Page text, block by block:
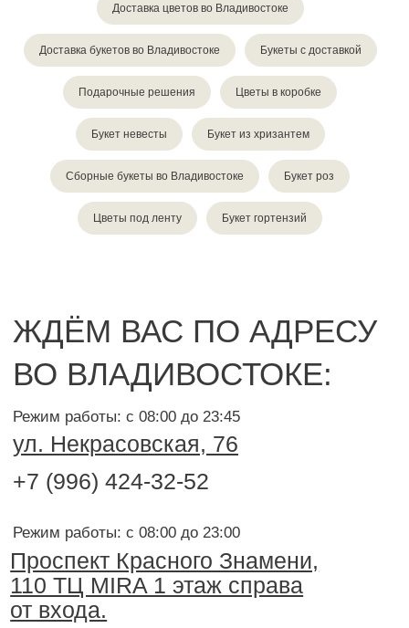
Доставка цветов во Владивостоке
Доставка букетов во Владивостоке Букеты с доставкой
Подарочные решения Цветы в коробке
Букет невесты Букет из хризантем
Сборные букеты во Владивостоке Букет роз
Цветы под ленту Букет гортензий